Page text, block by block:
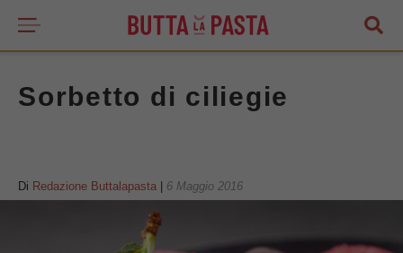
Sorbetto di ciliegie
Di Redazione Buttalapasta 6 Maggio 2016